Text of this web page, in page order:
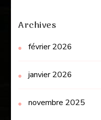
Archives
février 2026
janvier 2026
novembre 2025